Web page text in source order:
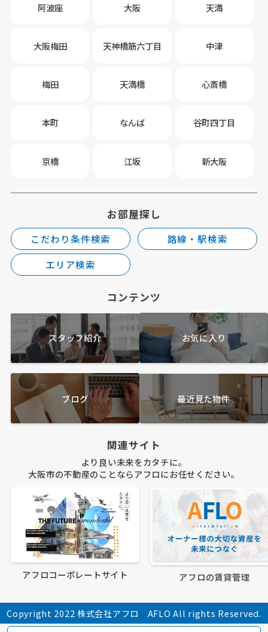
阿波座 大阪 天満
大阪梅田 天神橋筋六丁目 中津
梅田 天満橋 心斎橋
本町 なんば 谷町四丁目
京橋 江坂 新大阪
お部屋探し
こだわり条件検索
路線・駅検索
エリア検索
コンテンツ
スタッフ紹介 お気に入り
ブログ 最近見た物件
関連サイト
より良い未来をカタチに。
大阪市の不動産のことならアフロにお任せください。
アフロコーポレートサイト アフロの賃貸管理
Copyright 2022 株式会社アフロ AFLO All rights Reserved.